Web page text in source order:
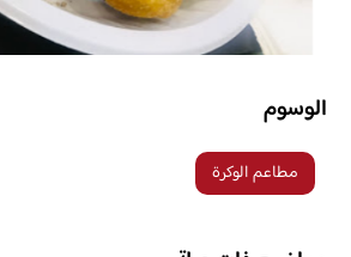
الوسوم
مطاعم الوكرة